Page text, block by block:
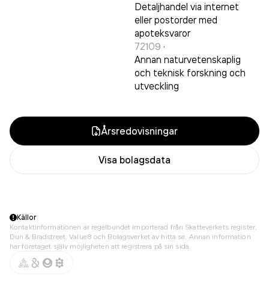
Detaljhandel via internet
eller postorder med
apoteksvaror
72109 ·
Annan naturvetenskaplig
och teknisk forskning och
utveckling
Årsredovisningar
Visa bolagsdata
Källor
Kontaktinformationen är regelbundet importerad från Skatteverkets register,
Dun & Bradstreet, Value8 och Bolagsverket av hitta.se. Annan information
har företaget själv möjligheten att registrera på sin sida.